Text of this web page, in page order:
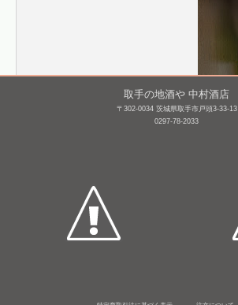
取手の地酒や 中村酒店
〒302-0034 茨城県取手市戸頭3-33-13
0297-78-2033